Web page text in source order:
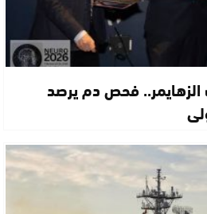
الزهايمر.. فحص دم يرصد